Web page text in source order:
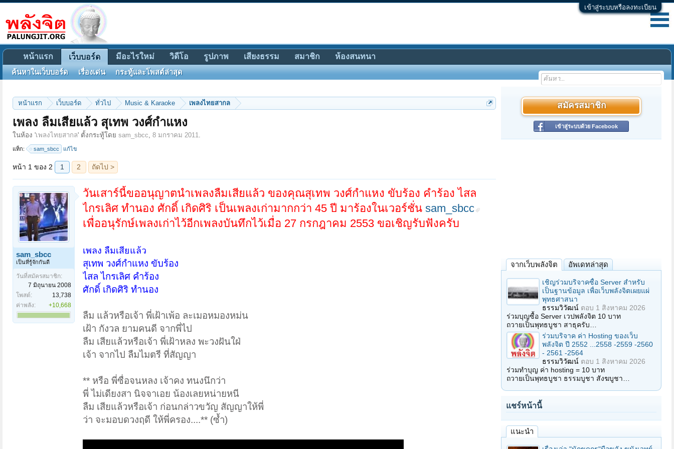
เข้าสู่ระบบหรือลงทะเบียน
หน้าแรก เว็บบอร์ด ทั่วไป Music & Karaoke เพลงไทยสากล
เพลง ลืมเสียแล้ว สุเทพ วงศ์กำแหง
ในห้อง 'เพลงไทยสากล' ตั้งกระทู้โดย sam_sbcc, 8 มกราคม 2011.
แท็ก: sam_sbcc แก้ไข
หน้า 1 ของ 2 1 2 ถัดไป >
sam_sbcc
เป็นที่รู้จักกันดี
วันที่สมัครสมาชิก:
7 มิถุนายน 2008
โพสต์:
13,738
ค่าพลัง:
+10,668
วันเสาร์นี้ขออนุญาตนำเพลงลืมเสียแล้ว ของคุณสุเทพ วงศ์กำแหง ขับร้อง คำร้อง ไสล
ไกรเลิศ ทำนอง ศักดิ์ เกิดศิริ เป็นเพลงเก่ามากกว่า 45 ปี มาร้องในเวอร์ชั่น sam_sbcc
เพื่ออนุรักษ์เพลงเก่าไว้อีกเพลงบันทึกไว้เมื่อ 27 กรกฎาคม 2553 ขอเชิญรับฟังครับ
เพลง ลืมเสียแล้ว
สุเทพ วงศ์กำแหง ขับร้อง
ไสล ไกรเลิศ คำร้อง
ศักดิ์ เกิดศิริ ทำนอง
ลืม แล้วหรือเจ้า พี่เฝ้าเพ้อ ละเมอหมองหม่น
เฝ้า กังวล ยามคนดี จากพี่ไป
ลืม เสียแล้วหรือเจ้า พี่เฝ้าหลง พะวงฝันใฝ่
เจ้า จากไป ลืมไมตรี ที่สัญญา
** หรือ พี่ซื่อจนหลง เจ้าคง ทนงนึกว่า
พี่ ไม่เดียงสา นิจจาเอย น้องเลยหน่ายหนี
ลืม เสียแล้วหรือเจ้า ก่อนกล่าวขวัญ สัญญาให้พี่
ว่า จะมอบดวงฤดี ให้พี่ครอง....** (ซ้ำ)
สมัครสมาชิก
เข้าสู่ระบบด้วย Facebook
จากเว็บพลังจิต อัพเดทล่าสุด
เชิญร่วมบริจาคซื้อ Server สำหรับ
เป็นฐานข้อมูล เพื่อเว็บพลังจิตเผยแผ่
พุทธศาสนา
ธรรมวิวัฒน์ ตอบ 1 สิงหาคม 2026
ร่วมบุญซื้อ Server เวปพลังจิต 10 บาท
ถวายเป็นพุทธบูชา สาธุครับ…
ร่วมบริจาค ค่า Hosting ของเว็บ
พลังจิต ปี 2552 ...2558 -2559 -2560
- 2561 -2564
ธรรมวิวัฒน์ ตอบ 1 สิงหาคม 2026
ร่วมทำบุญ ค่า hosting = 10 บาท
ถวายเป็นพุทธบูชา ธรรมบูชา สังฆบูชา…
แชร์หน้านี้
แนะนำ
หน้าแรก เว็บบอร์ด
ค้นหาในเว็บบอร์ด เรื่องเด่น กระทู้และโพสต์ล่าสุด
มีอะไรใหม่ วิดีโอ รูปภาพ เสียงธรรม สมาชิก ห้องสนทนา